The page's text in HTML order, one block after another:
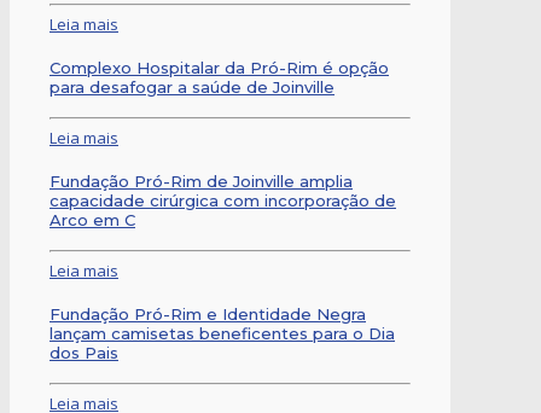
Leia mais
Complexo Hospitalar da Pró-Rim é opção
para desafogar a saúde de Joinville
Leia mais
Fundação Pró-Rim de Joinville amplia
capacidade cirúrgica com incorporação de
Arco em C
Leia mais
Fundação Pró-Rim e Identidade Negra
lançam camisetas beneficentes para o Dia
dos Pais
Leia mais